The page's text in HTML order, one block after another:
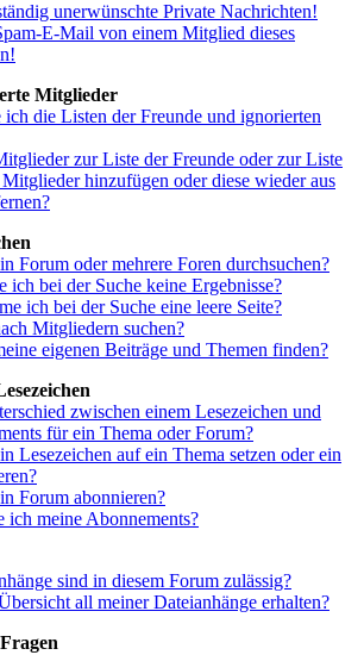
unerwünschte Private Nachrichten!
E-Mail von einem Mitglied dieses
Mitglieder
ich die Listen der Freunde und ignorierten
zur Liste der Freunde oder zur Liste
hinzufügen oder diese wieder aus
Forum oder mehrere Foren durchsuchen?
ich bei der Suche keine Ergebnisse?
ich bei der Suche eine leere Seite?
Mitgliedern suchen?
eigenen Beiträge und Themen finden?
zwischen einem Lesezeichen und
für ein Thema oder Forum?
Lesezeichen auf ein Thema setzen oder ein
Forum abonnieren?
ich meine Abonnements?
sind in diesem Forum zulässig?
all meiner Dateianhänge erhalten?